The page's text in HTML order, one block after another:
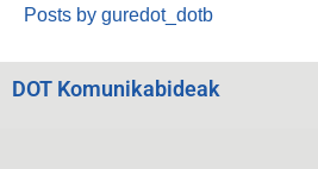
Posts by guredot_dotb
DOT Komunikabideak